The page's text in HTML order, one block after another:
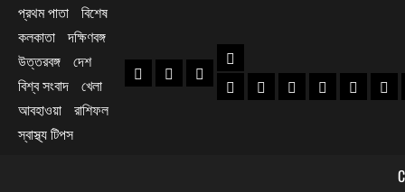
প্রথম পাতা বিশেষ
কলকাতা দক্ষিণবঙ্গ
উত্তরবঙ্গ দেশ
বিশ্ব সংবাদ খেলা
আবহাওয়া রাশিফল
স্বাস্থ্য টিপস
প্রথম পাতা
বিশেষ কলকাতা
দক্ষিণবঙ্গ
হাওড়া খবরদক্ষিণ ২৪ পরগনা খবর
উত্তর ২৪ পরগনা
হুগলি খবরনদিয়া খবর
পূর্ব